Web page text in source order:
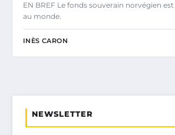
EN BREF Le fonds souverain norvégien
au monde.
INÈS CARON
NEWSLETTER